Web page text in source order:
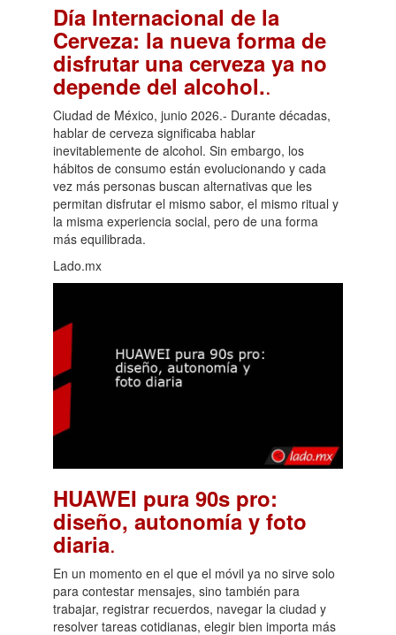
Día Internacional de la
Cerveza: la nueva forma de
disfrutar una cerveza ya no
depende del alcohol..
Ciudad de México, junio 2026.- Durante décadas,
hablar de cerveza significaba hablar
inevitablemente de alcohol. Sin embargo, los
hábitos de consumo están evolucionando y cada
vez más personas buscan alternativas que les
permitan disfrutar el mismo sabor, el mismo ritual y
la misma experiencia social, pero de una forma
más equilibrada.
Lado.mx
HUAWEI pura 90s pro:
diseño, autonomía y foto
diaria.
En un momento en el que el móvil ya no sirve solo
para contestar mensajes, sino también para
trabajar, registrar recuerdos, navegar la ciudad y
resolver tareas cotidianas, elegir bien importa más